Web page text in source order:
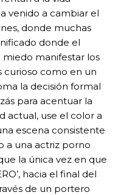
venido a cambiar el
donde muchas
donde el
manifestar los
curioso como en un
la decisión formal
para acentuar la
actual, use el color a
escena consistente
a una actriz porno
la única vez en que
hacia el final del
de un portero